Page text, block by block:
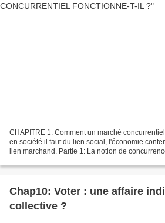
CHAPITRE 1: Comment un marché
en société il faut du lien social, l'économie
lien marchand. Partie 1: La notion de
Chap10: Voter : une affaire
collective ?